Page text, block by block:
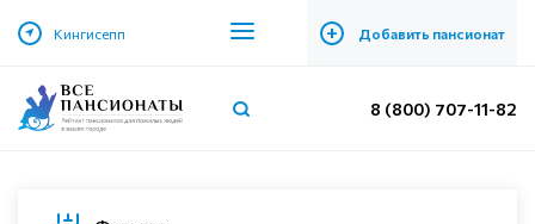
Кингисепп + Добавить пансионат
8 (800) 707-11-82